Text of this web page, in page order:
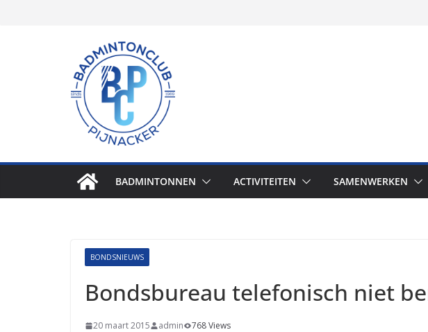
BADMINTONNEN ACTIVITEITEN SAMENWERKEN
BONDSNIEUWS
Bondsbureau telefonisch niet
20 maart 2015 admin 768 Views